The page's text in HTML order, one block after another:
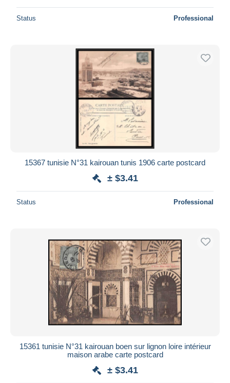
Status Professional
15367 tunisie N°31 kairouan tunis 1906 carte postcard
± $3.41
Status Professional
15361 tunisie N°31 kairouan boen sur lignon loire intérieur
maison arabe carte postcard
± $3.41